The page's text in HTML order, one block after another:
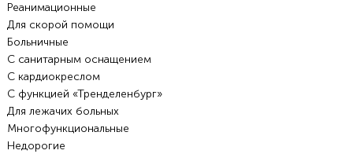
Реанимационные
Для скорой помощи
Больничные
С санитарным оснащением
С кардиокреслом
С функцией «Тренделенбург»
Для лежачих больных
Многофункциональные
Недорогие